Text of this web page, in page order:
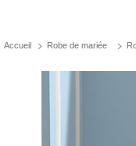
Accueil Robe de mariée